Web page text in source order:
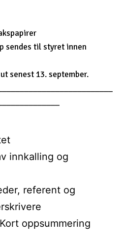
sendes til styret innen
senest 13. september.
innkalling og
referent og
oppsummering